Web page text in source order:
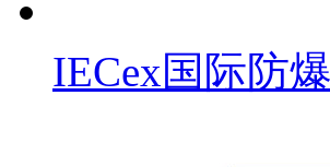
IECex国际防